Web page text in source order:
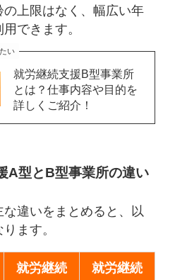
の上限はなく、幅広い年
できます。
い
就労継続支援B型事業所
とは？仕事内容や目的を
詳しくご紹介！
A型とB型事業所の違い
な違いをまとめると、以
ます。
就労継続
就労継続